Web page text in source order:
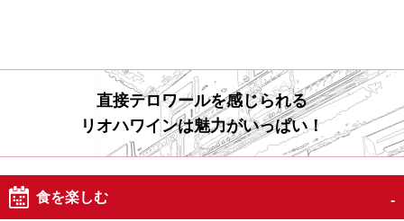
直接テロワールを感じられる
リオハワインは魅力がいっぱい！
食を楽しむ